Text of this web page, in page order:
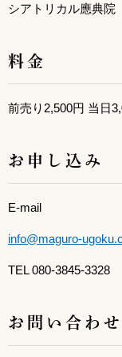
シアトリカル應典院
料金
前売り2,500円 当日
お申し込み
E-mail
info@maguro-
TEL 080-3845-3328
お問い合わせ